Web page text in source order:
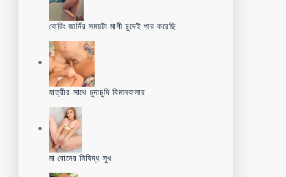
বোরিং জার্নির সময়টা মাগী চুদেই পার করেছি
যাত্রীর সাথে চুদাচুদি বিমানবালার
মা বোনের নিষিদ্ধ সুখ